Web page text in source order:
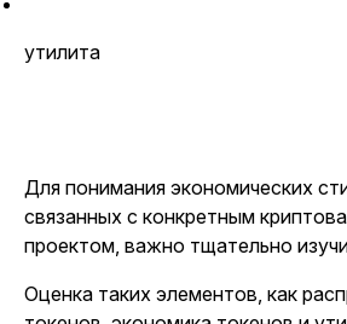
утилита
Для понимания экономических
связанных с конкретным
проектом, важно тщательно
Оценка таких элементов, как